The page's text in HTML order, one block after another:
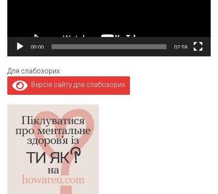
00:00 02:59
Для слабозорих
Версія сайту для слабозорих